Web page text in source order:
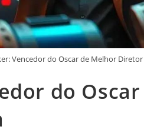
Vencedor do Oscar de Melhor
do